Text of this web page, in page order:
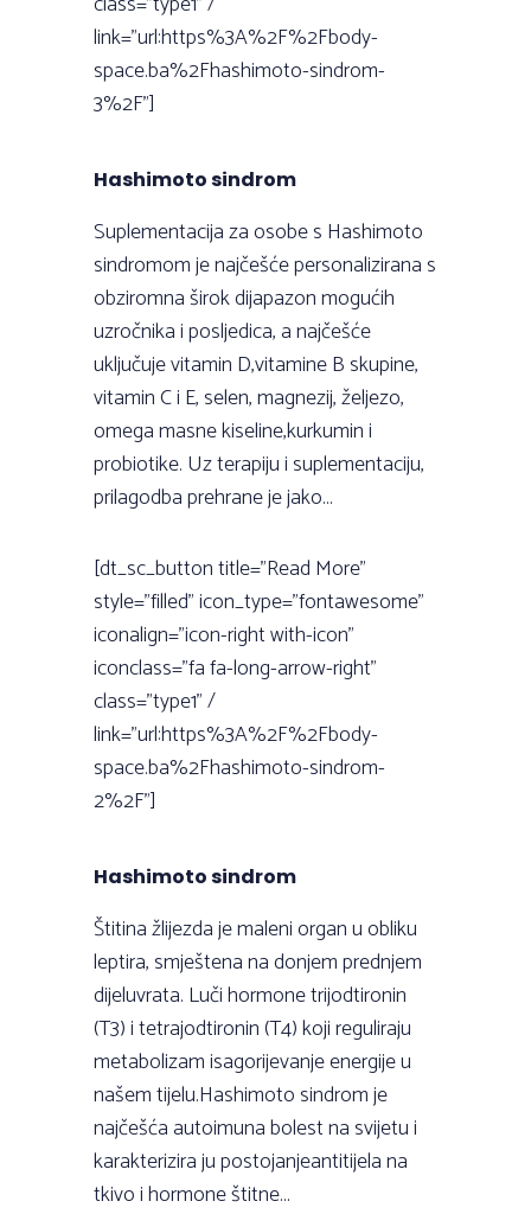
link="url:https%3A%2F%2Fbody-
space.ba%2Fhashimoto-sindrom-
3%2F"]
Hashimoto sindrom
Suplementacija za osobe s Hashimoto
sindromom je najčešće personalizirana s
obziromna širok dijapazon mogućih
uzročnika i posljedica, a najčešće
uključuje vitamin D,vitamine B skupine,
vitamin C i E, selen, magnezij, željezo,
omega masne kiseline,kurkumin i
probiotike. Uz terapiju i suplementaciju,
prilagodba prehrane je jako...
[dt_sc_button title="Read More"
style="filled" icon_type="fontawesome"
iconalign="icon-right with-icon"
iconclass="fa fa-long-arrow-right"
class="type1" /
link="url:https%3A%2F%2Fbody-
space.ba%2Fhashimoto-sindrom-
2%2F"]
Hashimoto sindrom
Štitina žlijezda je maleni organ u obliku
leptira, smještena na donjem prednjem
dijeluvrata. Luči hormone trijodtironin
(T3) i tetrajodtironin (T4) koji reguliraju
metabolizam isagorijevanje energije u
našem tijelu.Hashimoto sindrom je
najčešća autoimuna bolest na svijetu i
karakterizira ju postojanjeantitijela na
tkivo i hormone štitne...